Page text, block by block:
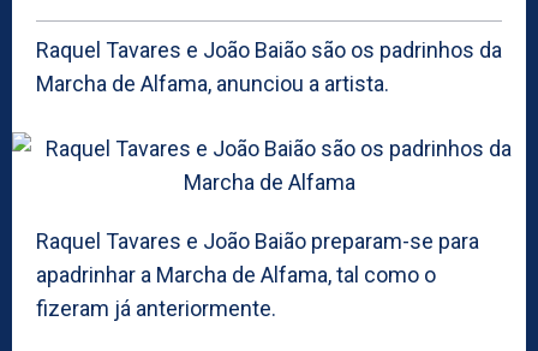
Raquel Tavares e João Baião são os padrinhos da
Marcha de Alfama, anunciou a artista.
Raquel Tavares e João Baião preparam-se para
apadrinhar a Marcha de Alfama, tal como o
fizeram já anteriormente.